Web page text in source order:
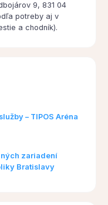
9, 831 04
potreby aj v
a chodník).
– TIPOS Aréna
zariadení
Bratislavy